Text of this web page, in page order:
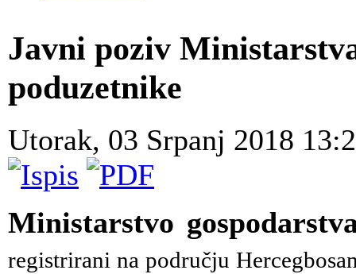
Javni poziv
poduzetnike
Utorak, 03 Srpanj 2018
Ministarstvo
registrirani na području